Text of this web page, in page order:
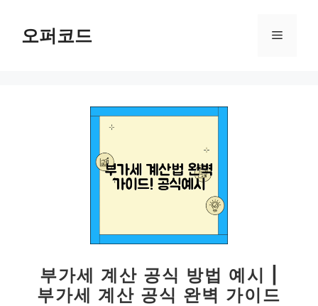
오퍼코드 메
부가세 계산 공식 방법 예시 |
부가세 계산 공식 완벽 가이드